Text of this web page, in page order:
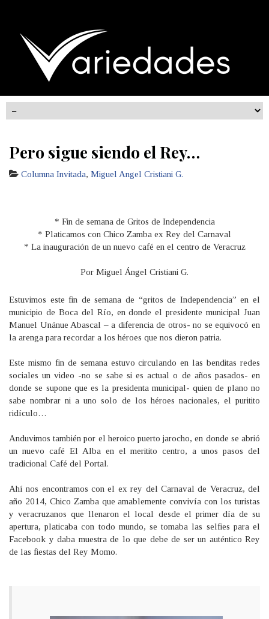
Pero sigue siendo el Rey…
Columna Invitada, Miguel Angel Cristiani G.
* Fin de semana de Gritos de Independencia
* Platicamos con Chico Zamba ex Rey del Carnaval
* La inauguración de un nuevo café en el centro de Veracruz
Por Miguel Ángel Cristiani G.
Estuvimos este fin de semana de “gritos de Independencia” en el
municipio de Boca del Río, en donde el presidente municipal Juan
Manuel Unánue Abascal – a diferencia de otros- no se equivocó en
la arenga para recordar a los héroes que nos dieron patria.
Este mismo fin de semana estuvo circulando en las benditas redes
sociales un video -no se sabe si es actual o de años pasados- en
donde se supone que es la presidenta municipal- quien de plano no
sabe nombrar ni a uno solo de los héroes nacionales, el puritito
ridículo…
Anduvimos también por el heroico puerto jarocho, en donde se abrió
un nuevo café El Alba en el meritito centro, a unos pasos del
tradicional Café del Portal.
Ahí nos encontramos con el ex rey del Carnaval de Veracruz, del
año 2014, Chico Zamba que amablemente convivía con los turistas
y veracruzanos que llenaron el local desde el primer día de su
apertura, platicaba con todo mundo, se tomaba las selfies para el
Facebook y daba muestra de lo que debe de ser un auténtico Rey
de las fiestas del Rey Momo.